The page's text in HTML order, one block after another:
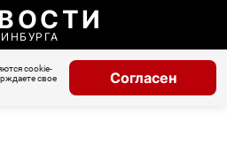
cookie-
свое
Согласен